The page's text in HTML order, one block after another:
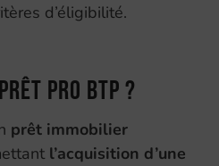
d’éligibilité.
Pro BTP ?
prêt immobilier
l’acquisition d’une